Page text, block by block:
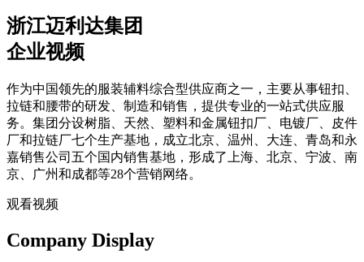
浙江迈利达集团
企业视频
作为中国领先的服装辅料综合型供应商之一，主要从事钮扣、
拉链和腰带的研发、制造和销售，提供专业的一站式供应服
务。集团分设树脂、天然、塑料和金属钮扣厂、电镀厂、皮件
厂和拉链厂七个生产基地，成立北京、温州、大连、青岛和永
嘉销售公司五个国内销售基地，形成了上海、北京、宁波、南
京、广州和成都等28个营销网络。
观看视频
Company Display